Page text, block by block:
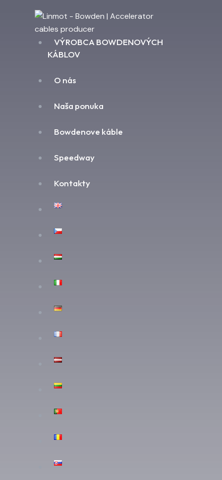
VÝROBCA BOWDENOVÝCH
KÁBLOV
O nás
Naša ponuka
Bowdenove káble
Speedway
Kontakty